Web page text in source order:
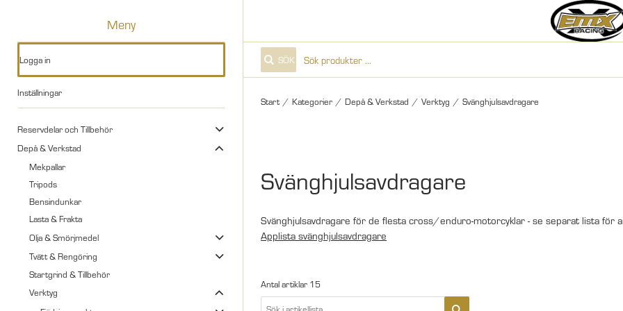
Meny
Logga in
Inställningar
Reservdelar och Tillbehör
Depå & Verkstad
Mekpallar
Tripods
Bensindunkar
Lasta & Frakta
Olja & Smörjmedel
Tvätt & Rengöring
Startgrind & Tillbehör
Verktyg
SÖK
Start / Kategorier / Depå & Verkstad / Verktyg / Svänghjulsavdragare
Svänghjulsavdragare
Svänghjulsavdragare för de flesta cross/enduro-motorcyklar - se separat lista för
Applista svänghjulsavdragare
Antal artiklar 15